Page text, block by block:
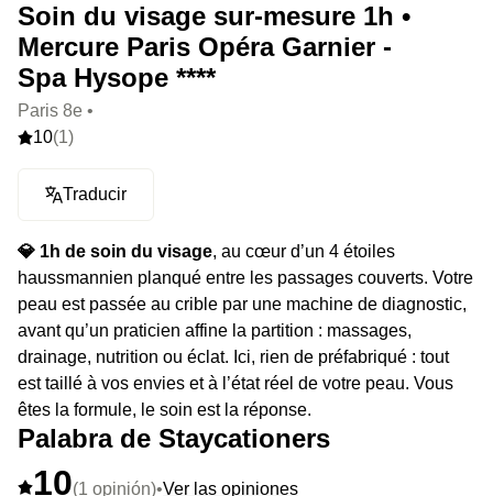
Soin du visage sur-mesure 1h •
Mercure Paris Opéra Garnier -
Spa Hysope ****
Paris 8e •
10(1)
Traducir
💎 1h de soin du visage, au cœur d’un 4 étoiles
haussmannien planqué entre les passages couverts. Votre
peau est passée au crible par une machine de diagnostic,
avant qu’un praticien affine la partition : massages,
drainage, nutrition ou éclat. Ici, rien de préfabriqué : tout
est taillé à vos envies et à l’état réel de votre peau. Vous
êtes la formule, le soin est la réponse.
⭐️ Le highlight :Un protocole qui s’adapte à votre peau en
direct, et pas l’inverse.
Palabra de Staycationers
10(1 opinión)•Ver las opiniones